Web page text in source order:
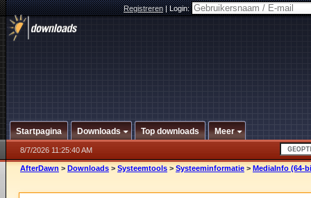
Registreren|Login:
Startpagina Downloads Top downloads Meer
8/7/2026 11:25:40 AM
AfterDawn > Downloads > Systeemtools > Systeeminformatie > MediaInfo (64-